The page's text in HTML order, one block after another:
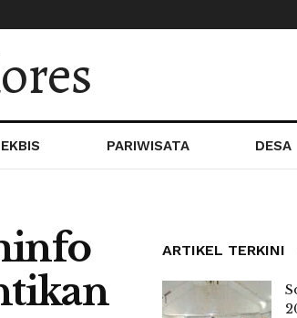
EKBIS PARIWISATA DESA
ARTIKEL TERKINI